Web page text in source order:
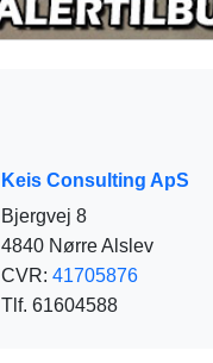
Keis Consulting ApS
Bjergvej 8
4840 Nørre Alslev
CVR: 41705876
Tlf. 61604588